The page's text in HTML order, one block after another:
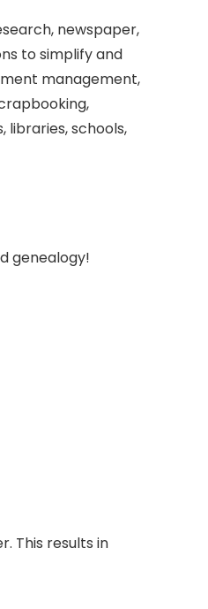
newspaper,
to simplify and
management,
libraries, schools,
genealogy!
This results in